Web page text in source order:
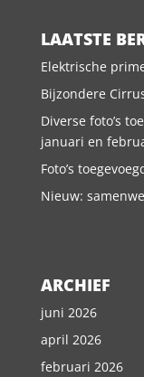
LAATSTE
Elektrische
Bijzondere
Diverse foto’s
januari en
Foto’s
Nieuw:
ARCHIEF
juni 2026
april 2026
februari 2026